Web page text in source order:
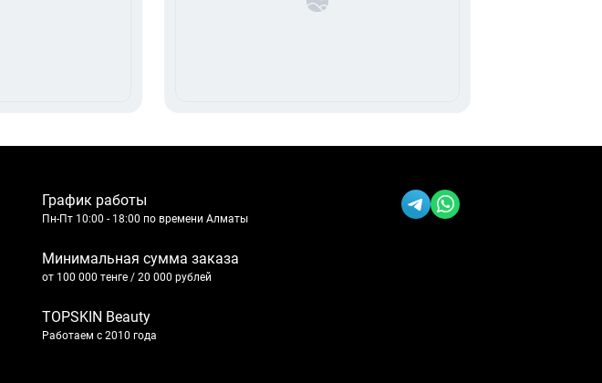
График работы
Пн-Пт 10:00 - 18:00 по времени Алматы
Минимальная сумма заказа
от 100 000 тенге / 20 000 рублей
TOPSKIN Beauty
Работаем с 2010 года